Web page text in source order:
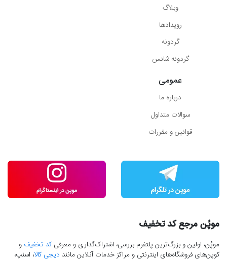
وبلاگ
رویدادها
گردونه
گردونه شانس
عمومی
درباره ما
سوالات متداول
قوانین و مقررات
موپُن مرجع کد تخفیف
موپُن، اولین و بزرگ‌ترین پلتفرم بررسی، اشتراک‌گذاری و معرفیکد تخفیف و
کوپن‌های فروشگاه‌های اینترنتی و مراکز خدمات آنلاین مانند دیجی کالا، اسنپ،